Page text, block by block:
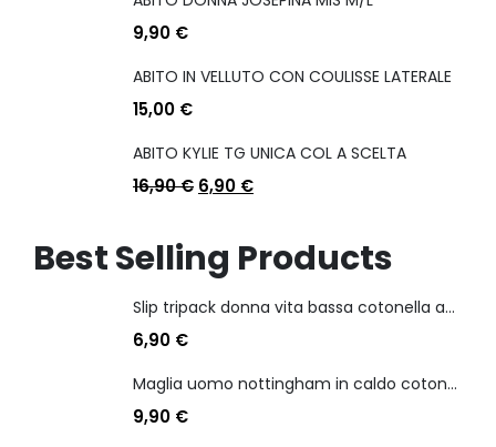
9,90 €
ABITO IN VELLUTO CON COULISSE LATERALE
15,00 €
ABITO KYLIE TG UNICA COL A SCELTA
16,90€ 6,90 €
Best Selling Products
Slip tripack donna vita bassa cotonella art 3165 in cotone elasticizzato
6,90 €
Maglia uomo nottingham in caldo cotone scollo a v manica lunga
9,90 €